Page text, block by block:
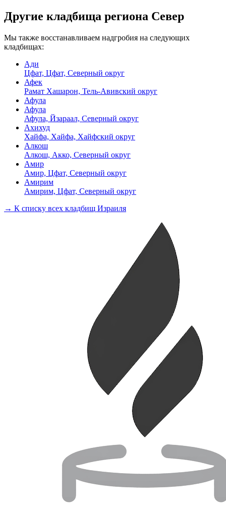
Другие кладбища региона Север
Мы также восстанавливаем надгробия на следующих
кладбищах:
Ади
Цфат, Цфат, Северный округ
Афек
Рамат Хашарон, Тель-Авивский округ
Афула
Афула
Афула, Йзараал, Северный округ
Ахихуд
Хайфа, Хайфа, Хайфский округ
Алкош
Алкош, Акко, Северный округ
Амир
Амир, Цфат, Северный округ
Амирим
Амирим, Цфат, Северный округ
→ К списку всех кладбищ Израиля